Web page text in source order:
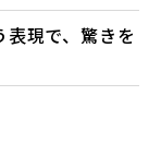
表現で、驚きを